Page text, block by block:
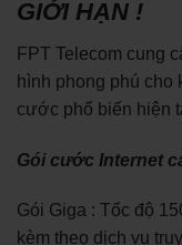
GIỚI HẠN !
FPT Telecom cung
hình phong phú
cước phổ biến hiện
Gói cước Internet
Gói Giga : Tốc độ
kèm theo dịch vụ